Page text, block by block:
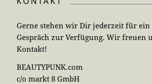
Gerne stehen wir Dir jederzeit für ein
Gespräch zur Verfügung. Wir freuen
Kontakt!
BEAUTYPUNK.com
c/o markt 8 GmbH